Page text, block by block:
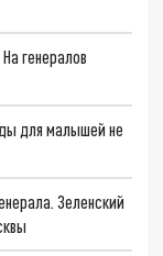
генералов
для малышей не
Зеленский